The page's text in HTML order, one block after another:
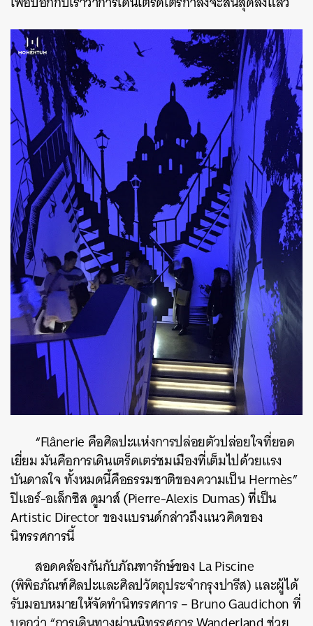
“Flânerie คือศิลปะแห่งการปล่อยตัวปล่อยใจที่ยอด
เยี่ยม มันคือการเดินเตร็ดเตร่ชมเมืองที่เต็มไปด้วยแรง
บันดาลใจ ทั้งหมดนี้คือธรรมชาติของความเป็น Hermès”
ปิแอร์-อเล็กซิส ดูมาส์ (Pierre-Alexis Dumas) ที่เป็น
Artistic Director ของแบรนด์กล่าวถึงแนวคิดของ
นิทรรศการนี้
สอดคล้องกันกับภัณฑารักษ์ของ La Piscine
(พิพิธภัณฑ์ศิลปะและศิลปวัตถุประจำกรุงปารีส) และผู้ได้
รับมอบหมายให้จัดทำนิทรรศการ – Bruno Gaudichon ที่